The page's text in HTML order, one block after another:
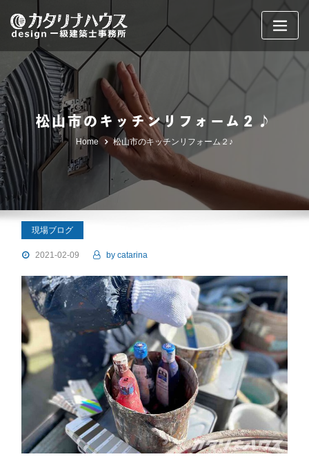
content
松山市のキッチンリフォーム２♪
Home 松山市のキッチンリフォーム２♪
現場ブログ
2021-02-09 by catarina